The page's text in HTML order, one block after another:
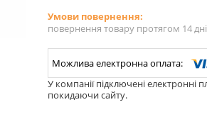
повернення товару протягом 14
У компанії підключені
покидаючи сайту.